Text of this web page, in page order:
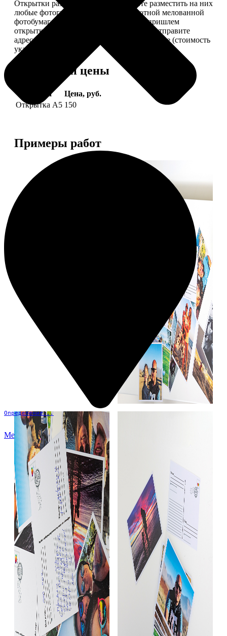
Определение...
Меню
Открытки размером 10*15, вы можете разместить на них
любые фотографии. Печатаем на плотной мелованной
фотобумаге плотностью 300 г/м2. Мы пришлем
открытки вам, вы сами их подпишете и отправите
адресату. Заказать можно 6 открыток и более (стоимость
указана за 6 штук).
Форматы и цены
Услуга
Цена, руб.
Открытка А5 150
Примеры работ